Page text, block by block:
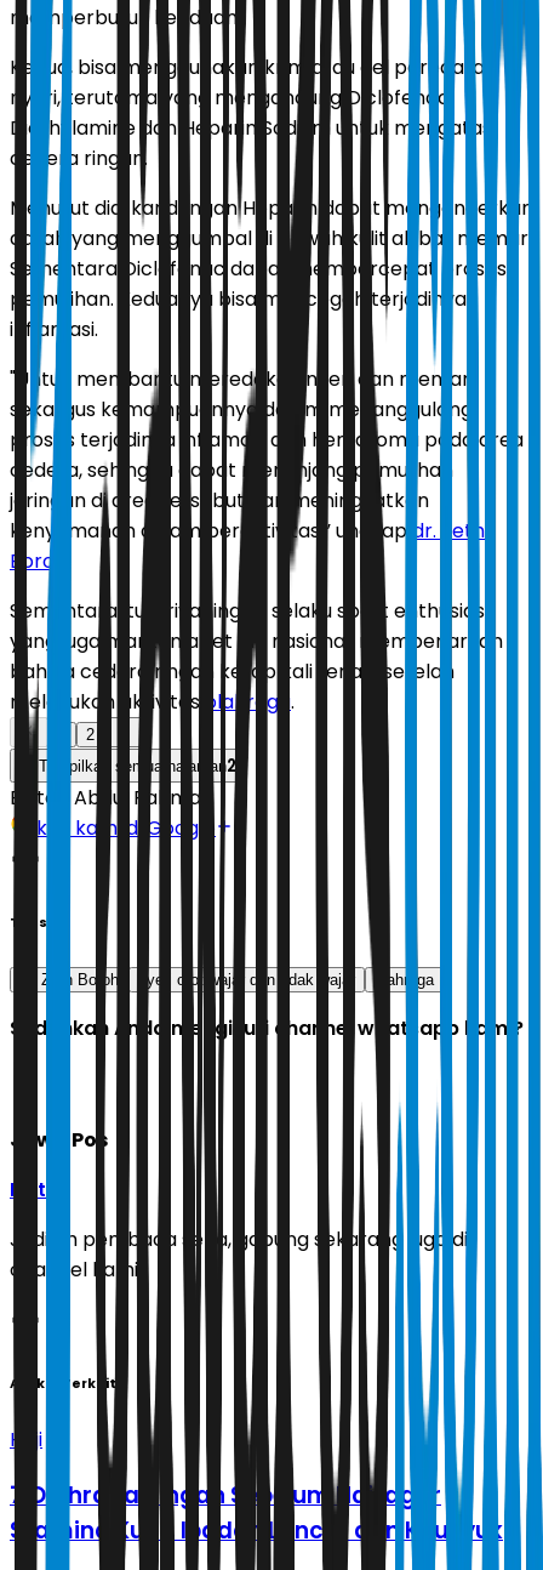
memperburuk keadaan.
Kedua, bisa menggunakan krim atau gel peredara
nyeri, terutama yang mengandung Diclofenac
Diethylamine dan Heparin Sodium untuk mengatasi
cedera ringan.
Menurut dia, kandungan Heparin dapat mengencerkan
darah yang menggumpal di bawah kulit akibat memar.
Sementara Diclofenac dapat mempercepat proses
pemulihan. Keduanya bisa mencegah terjadinya
inflamasi.
"Untuk membantu meredakan nyeri dan memar
sekaligus kemampuannya dalam menanggulangi
proses terjadinya inflamasi dan hematoma pada area
cedera, sehingga dapat menunjang pemulihan
jaringan di area tersebut dan meningkatkan
kenyamanan dalam beraktivitas,” ungkap dr. Zeth
Boroh
Sementara itu, Triyaningsih selaku sport enthusiast
yang juga mantan atlet lari nasional, membenarkan
bahwa cedera ringan kerap kali terjadi setelah
melakukan aktivitas olahraga.
2
Tampilkan semua halaman2
Editor: Abdul Rahman
Ikuti kami di Google
Tags
dr. Zeth Boroh nyeri otot wajar dan tidak wajar olahraga
Sudahkah Anda mengikuti channel whatsapp kami?
Jawa Pos
Ikuti
Jadilah pembaca setia, gabung sekarang juga di
channel kami!
Artikel Terkait
Haji
7 Olahraga Ringan Sebelum Haji agar
Stamina Kuat, Ibadah Lancar dan Khusyuk